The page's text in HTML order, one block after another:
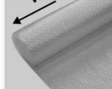
применяются...